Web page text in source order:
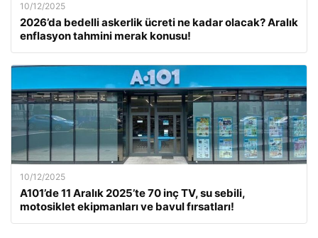
10/12/2025
2026’da bedelli askerlik ücreti ne kadar olacak? Aralık
enflasyon tahmini merak konusu!
10/12/2025
A101’de 11 Aralık 2025’te 70 inç TV, su sebili,
motosiklet ekipmanları ve bavul fırsatları!